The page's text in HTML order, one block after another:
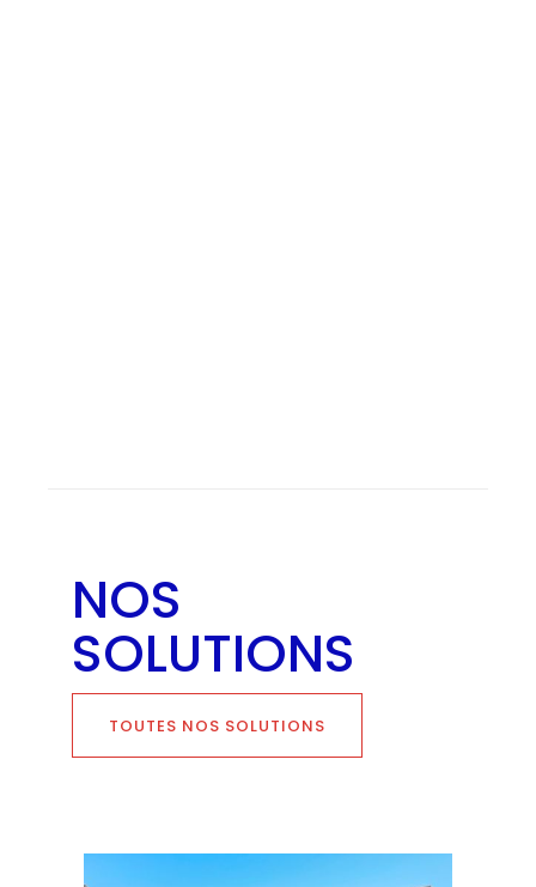
NOS
SOLUTIONS
TOUTES NOS SOLUTIONS